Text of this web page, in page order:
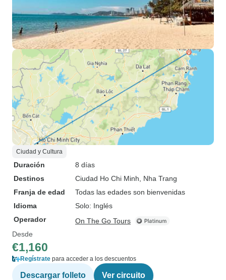
Ciudad y Cultura
Duración
8 días
Destinos
Ciudad Ho Chi Minh , Nha Trang
Franja de edad
Todas las edades son bienvenidas
Idioma
Solo: Inglés
Operador
On The Go Tours
Desde
€1,160
Regístrate para acceder a los descuentos
Descargar folleto Ver circuito